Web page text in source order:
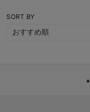
SORT BY